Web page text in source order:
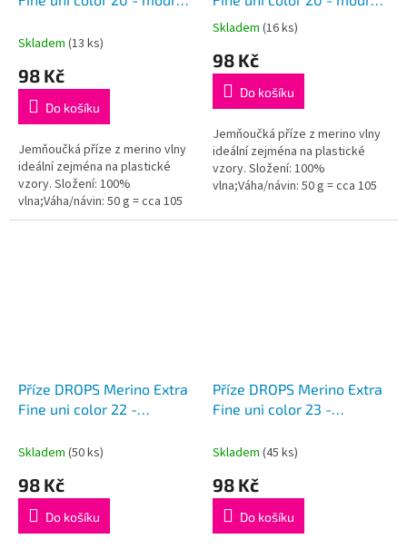
Skladem (13 ks)
98 Kč
Do košíku
Jemňoučká příze z merino vlny
ideální zejména na plastické
vzory. Složení: 100%
vlna;Váha/návin: 50 g = cca 105
metrů;Doporučená síla jehlic: 4
(šarže 535793)
Průměrné
produktu
5,0
5
hvězdiček.
Skladem (16 ks)
98 Kč
Do košíku
Jemňoučká příze z merino vlny
ideální zejména na plastické
vzory. Složení: 100%
vlna;Váha/návin: 50 g = cca 105
mm...
Příze DROPS Merino Extra
Fine uni color 22 -
Skladem (50 ks)
98 Kč
Do košíku
Příze DROPS Merino Extra
Fine uni color 23 -
Skladem (45 ks)
98 Kč
Do košíku